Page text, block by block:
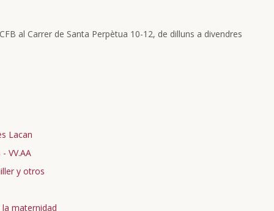
al Carrer de Santa Perpètua 10-12, de dilluns a divendres
Lacan
- VV.AA
y otros
maternidad